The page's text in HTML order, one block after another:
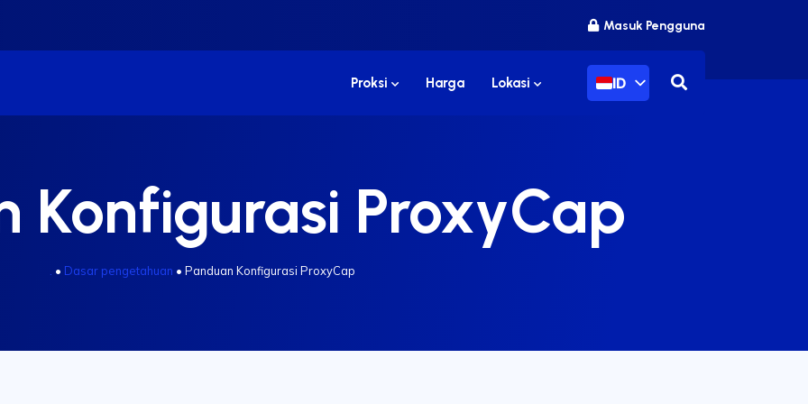
Masuk Pengguna
Proksi Harga Lokasi ID
Konfigurasi ProxyCap
• Dasar pengetahuan • Panduan Konfigurasi ProxyCap